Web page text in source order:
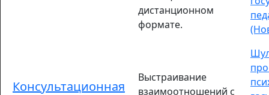
Консультационная
дистанционном
формате.
Выстраивание
взаимоотношений с